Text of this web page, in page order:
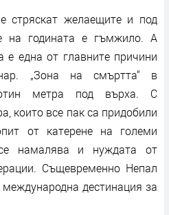
стряскат желаещите и под
на годината е гъмжило. А
е една от главните причини
„Зона на смъртта“ в
метра под върха. С
които все пак са придобили
от катерене на големи
намалява и нуждата от
Същевременно Непал
дестинация за